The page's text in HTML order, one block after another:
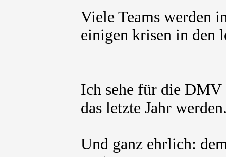
Viele Teams werden
einigen krisen in den
Ich sehe für die DMV
das letzte Jahr
Und ganz ehrlich: